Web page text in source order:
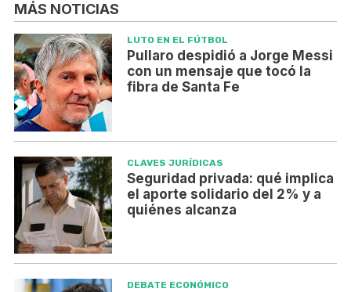
MÁS NOTICIAS
LUTO EN EL FÚTBOL
Pullaro despidió a Jorge Messi
con un mensaje que tocó la
fibra de Santa Fe
CLAVES JURÍDICAS
Seguridad privada: qué implica
el aporte solidario del 2% y a
quiénes alcanza
DEBATE ECONÓMICO